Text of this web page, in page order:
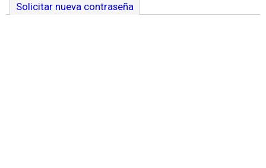
Solicitar nueva contraseña